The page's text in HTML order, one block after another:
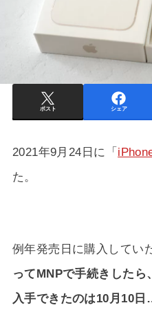
ポスト シェア
2021年9月24日に「
た。
例年発売日に購入してい
ってMNPで手続きしたら
入手できたのは10月10